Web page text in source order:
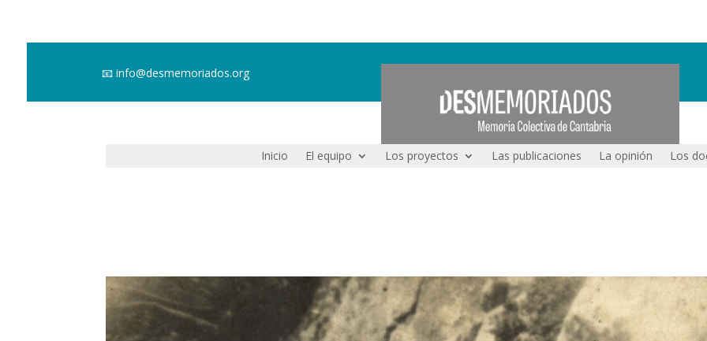
📧info@desmemoriados.org
Inicio El equipo Los proyectos Las publicaciones La opinión Los